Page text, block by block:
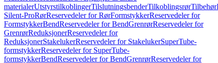
materialerUtstyrstilkoblingerTilslutningsbenderTilkoblingsrørTilbehør
Silent-ProRørReservedeler for RørFormstykkerReservedeler for
FormstykkerBendReservedeler for BendGrenrørReservedeler for
GrenrørReduksjonerReservedeler for
ReduksjonerStakelukerReservedeler for StakelukerSuperTube-
formstykkerReservedeler for SuperTube-
formstykkerBendReservedeler for BendGrenrørReservedeler for